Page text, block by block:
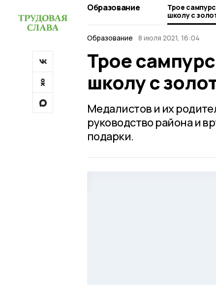
Образование
Трое
школу с
Образование 8 июля 2021, 16:04
Трое
школу с
Медалистов и их
руководство района и
подарки.